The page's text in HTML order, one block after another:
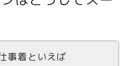
事着といえば